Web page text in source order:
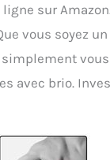
sur
vous soyez
avec brio.